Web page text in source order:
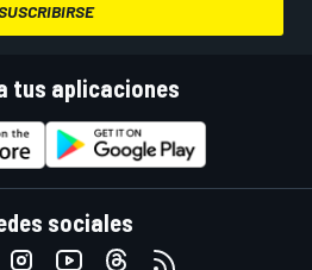
tus aplicaciones
sociales